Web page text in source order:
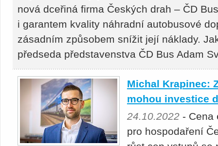
nová dceřiná firma Českých drah – ČD
i garantem kvality náhradní autobusové
zásadním způsobem snížit její náklady.
předseda představenstva ČD Bus Adam
Michal Krapinec:
mohou investice
24.10.2022 - Cena
pro hospodaření